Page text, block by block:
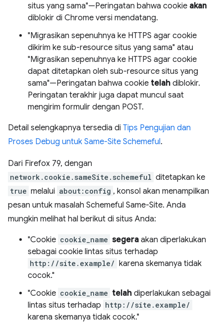
situs yang sama"—Peringatan bahwa cookie akan
diblokir di Chrome versi mendatang.
"Migrasikan sepenuhnya ke HTTPS agar cookie
dikirim ke sub-resource situs yang sama" atau
"Migrasikan sepenuhnya ke HTTPS agar cookie
dapat ditetapkan oleh sub-resource situs yang
sama"—Peringatan bahwa cookie telah diblokir.
Peringatan terakhir juga dapat muncul saat
mengirim formulir dengan POST.
Detail selengkapnya tersedia di Tips Pengujian dan
Proses Debug untuk Same-Site Schemeful.
Dari Firefox 79, dengan
network.cookie.sameSite.schemeful ditetapkan ke
true melalui about:config , konsol akan menampilkan
pesan untuk masalah Schemeful Same-Site. Anda
mungkin melihat hal berikut di situs Anda:
"Cookie cookie_name segera akan diperlakukan
sebagai cookie lintas situs terhadap
http://site.example/ karena skemanya tidak
cocok."
"Cookie cookie_name telah diperlakukan sebagai
lintas situs terhadap http://site.example/
karena skemanya tidak cocok."